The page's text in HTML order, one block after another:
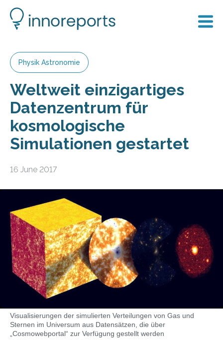
Physik Astronomie
Weltweit einzigartiges
Datenzentrum für
kosmologische
Simulationen gestartet
16 June 2017
Visualisierungen der simulierten Verteilungen von Gas und
Sternen im Universum aus Datensätzen, die über
„Cosmowebportal“ zur Verfügung gestellt werden